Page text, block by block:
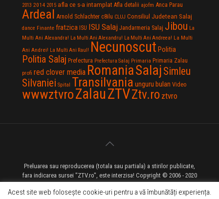
2013 2014 2015 afla ce s-a intamplat Afla detalii ajofm Anca Parau
Ardeal Arnold Schlachter c8ilu CLUJ Consiliul Judetean Salaj
dance Finante fratzica ISU ISU Salaj Jandarmeria Salaj Jibou La
Multi Ani Alexandra! La Multi Ani Alexandru! La Multi Ani Andreea! La Multi
Ani Andrei! La Multi Ani Raul! Necunoscut Politia
Politia Salaj Prefectura Prefectura Salaj Primaria Primaria Zalau
profi red clover media RomaniaSalaj Simleu
Silvaniei Spital Transilvania unguru bulan Video
wwwztvroZalauZTVZtv.ro ztvro
Preluarea sau reproducerea (totala sau partiala) a stirilor publicate,
fara indicarea sursei "ZTV.ro", este interzisa! Copyright © 2006 - 2020
ZTV.ro - Televiziune pe Internet - Zalau TV
Acest site web folosește cookie-uri pentru a vă îmbunătăți experiența.